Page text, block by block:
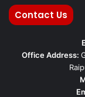
Contact Us
Office Address: